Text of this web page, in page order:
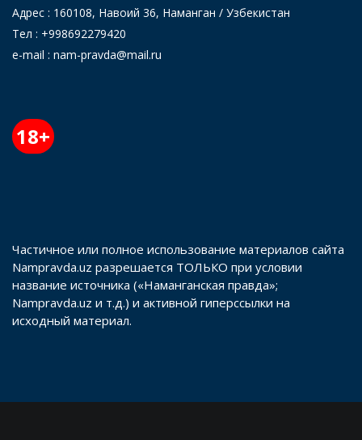
Адрес : 160108, Навоий 36, Наманган / Узбекистан
Тел : +998692279420
e-mail : nam-pravda@mail.ru
18+
Частичное или полное использование материалов сайта
Nampravda.uz разрешается ТОЛЬКО при условии
название источника («Наманганская правда»;
Nampravda.uz и т.д.) и активной гиперссылки на
исходный материал.